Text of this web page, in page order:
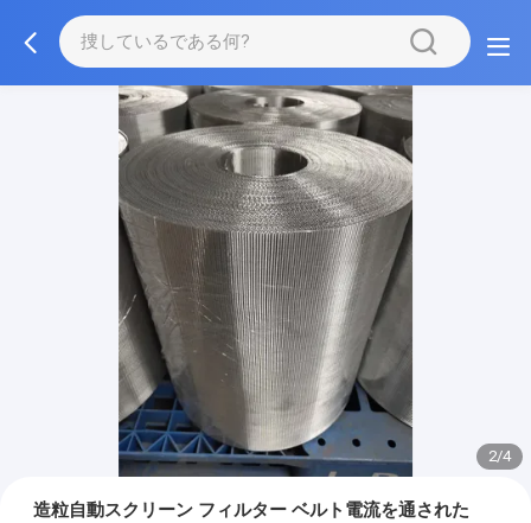
2/4
造粒自動スクリーン フィルター ベルト電流を通された